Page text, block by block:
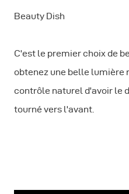
Beauty Dish
C'est le premier choix de
obtenez une belle lumière
contrôle naturel d'avoir le
tourné vers l'avant.